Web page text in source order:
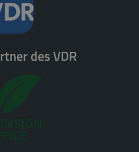
des VDR